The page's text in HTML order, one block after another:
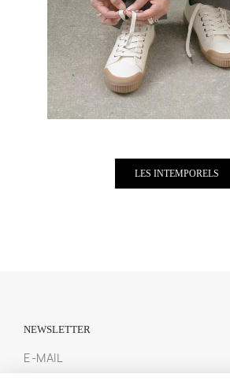
LES INTEMPORELS
NEWSLETTER